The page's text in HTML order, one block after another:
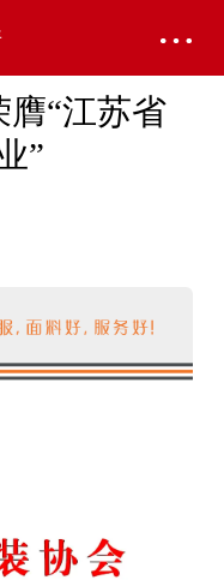
“江苏省
”